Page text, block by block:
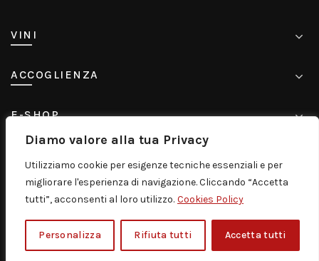
Diamo valore alla tua Privacy
Utilizziamo cookie per esigenze tecniche essenziali e per
migliorare l'esperienza di navigazione. Cliccando “Accetta
tutti”, acconsenti al loro utilizzo. Cookies Policy
Personalizza Rifiuta tutti Accetta tutti
del
prodotto
VINI
ACCOGLIENZA
E-SHOP
© 2005-2026Murgo Distribuzione S.r.l. P. IVA
06084400875 |
Disclaimer |Privacy Policy |Credits